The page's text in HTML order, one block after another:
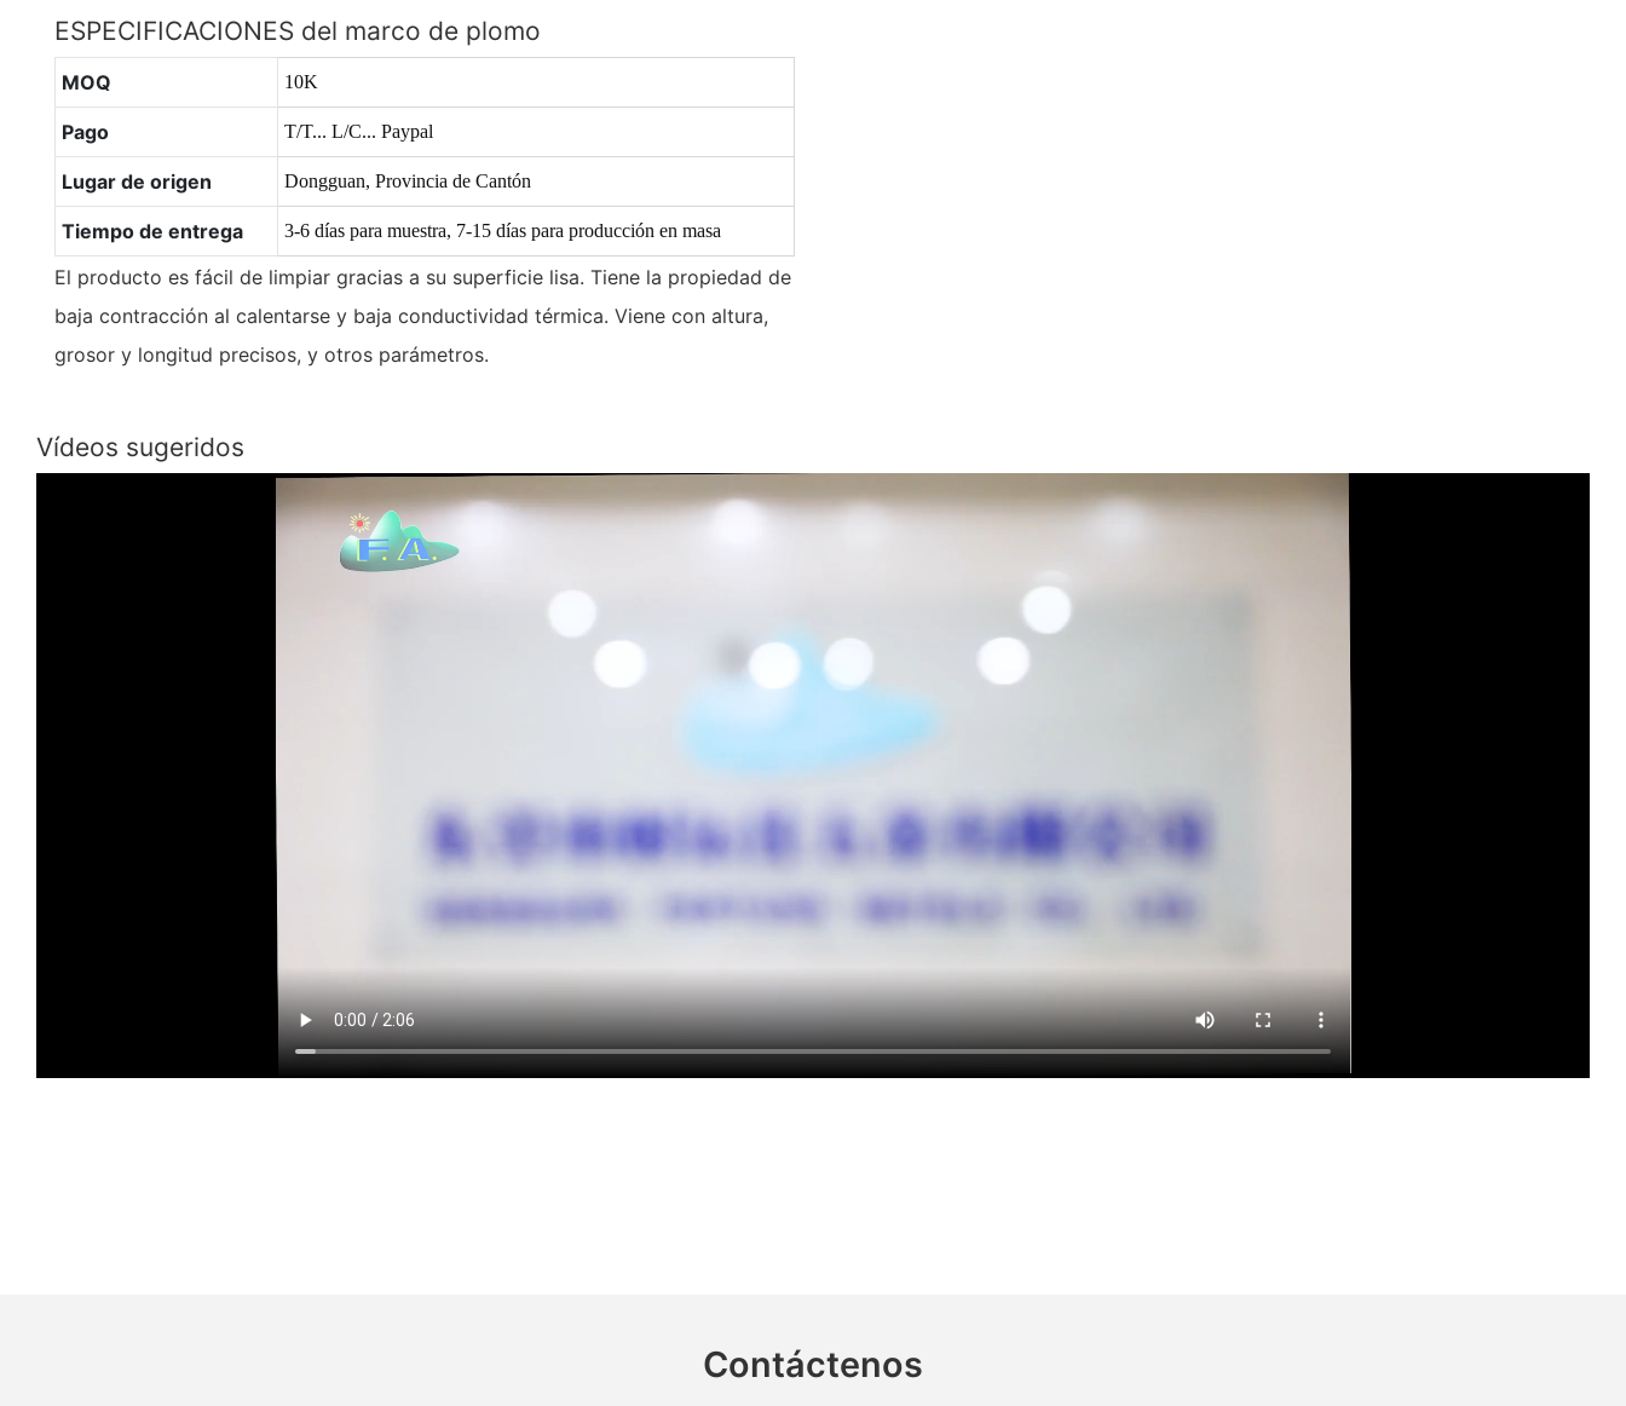
ESPECIFICACIONES del marco de plomo
MOQ 10K
Pago T/T... L/C... Paypal
Lugar de origen Dongguan, Provincia de Cantón
Tiempo de entrega 3-6 días para muestra, 7-15 días para producción en masa
El producto es fácil de limpiar gracias a su superficie lisa. Tiene la propiedad de
baja contracción al calentarse y baja conductividad térmica. Viene con altura,
grosor y longitud precisos, y otros parámetros.
Vídeos sugeridos
Contáctenos